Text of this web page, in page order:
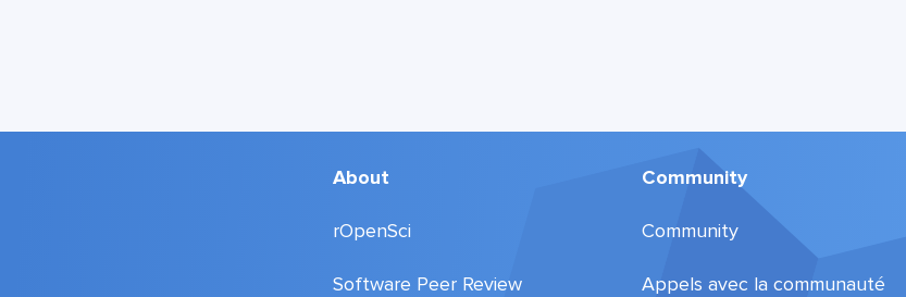
About
rOpenSci
Software Peer Review
Community
Community
Appels avec la communauté